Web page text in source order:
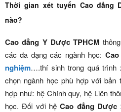
Thời gian xét tuyển Cao đẳng
nào?
Cao đẳng Y Dược TPHCM
các đa dạng các ngành học:
nghiệm….thí sinh trong quá trình
chọn ngành học phù hợp với
hợp như: hệ Chính quy, hệ Liên
học. Đối với hệCao đẳng Dược